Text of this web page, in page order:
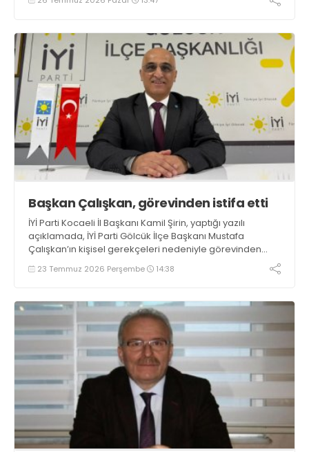
bulundu
Başkan Çalışkan, görevinden istifa etti
İYİ Parti Kocaeli İl Başkanı Kamil Şirin, yaptığı yazılı
açıklamada, İYİ Parti Gölcük İlçe Başkanı Mustafa
Çalışkan’ın kişisel gerekçeleri nedeniyle görevinden
istifa ettiğini belirtti
23 Temmuz 2026 Perşembe 14:38